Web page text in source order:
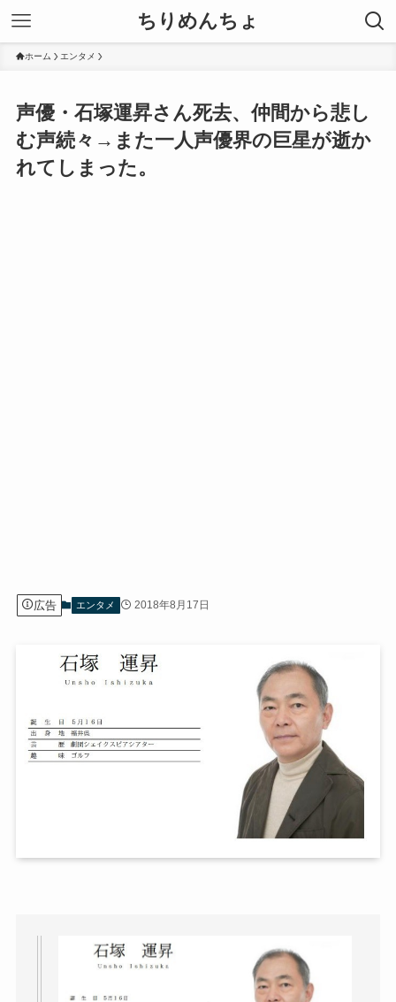
ちりめんちょ
ホーム エンタメ
声優・石塚運昇さん死去、仲間から悲し
む声続々→また一人声優界の巨星が逝か
れてしまった。
広告 エンタメ 2018年8月17日